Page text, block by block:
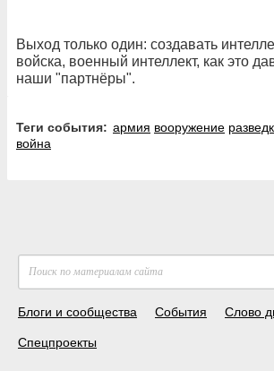
Выход только один: создавать
войска, военный интеллект, как это
наши "партнёры".
Теги события: армия вооружение
война
Блоги и сообщества События Слово
Спецпроекты